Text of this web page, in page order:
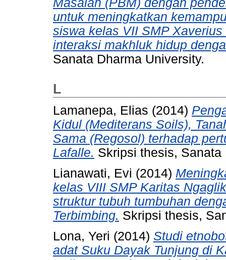
untuk meningkatkan
siswa kelas VII SMP
interaksi makhluk hidup
Sanata Dharma University.
L
Lamanepa, Elias (2014)
Kidul (Mediterans Soils),
Sama (Regosol) terhadap
Lafalle. Skripsi thesis, Sanata
Lianawati, Evi (2014)
kelas VIII SMP Karitas
struktur tubuh tumbuhan
Terbimbing. Skripsi thesis,
Lona, Yeri (2014) Studi
adat Suku Dayak Tunjung di